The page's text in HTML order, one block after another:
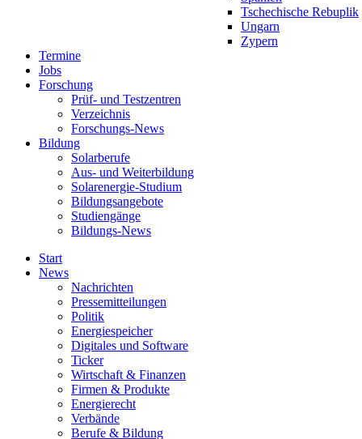
Tschechische Rebuplik
Ungarn
Zypern
Termine
Jobs
Forschung
Prüf- und Testzentren
Verzeichnis
Forschungs-News
Bildung
Solarberufe
Aus- und Weiterbildung
Solarenergie-Studium
Bildungsangebote
Studiengänge
Bildungs-News
Start
News
Nachrichten
Pressemitteilungen
Politik
Energiespeicher
Digitales und Software
Ticker
Wirtschaft & Finanzen
Firmen & Produkte
Energierecht
Verbände
Berufe & Bildung